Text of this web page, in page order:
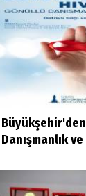
Danışmanlık